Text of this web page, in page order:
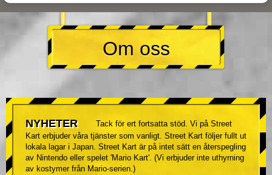
Om oss
NYHETER
Tack för ert fortsatta stöd. Vi på Street
Kart erbjuder våra tjänster som vanligt. Street Kart följer fullt ut
lokala lagar i Japan. Street Kart är på intet sätt en återspegling
av Nintendo eller spelet 'Mario Kart'. (Vi erbjuder inte uthyrning
av kostymer från Mario-serien.)